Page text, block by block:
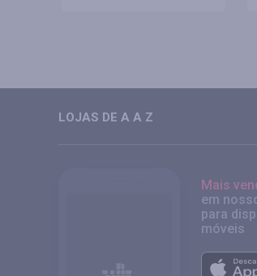
LOJAS DE A A Z
Mais
em
para
móveis